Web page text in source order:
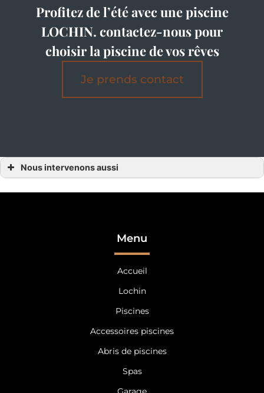
Profitez de l’été avec une piscine
LOCHIN. contactez-nous pour
choisir la piscine de vos rêves
Je prends contact
Nous intervenons aussi
Menu
Accueil
Lochin
Piscines
Accessoires piscines
Abris de piscines
Spas